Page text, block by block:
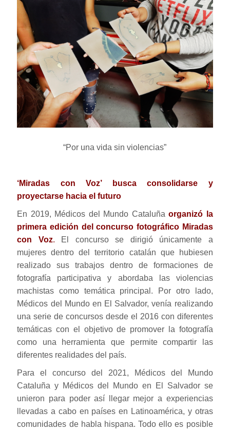
“Por una vida sin violencias”
‘Miradas con Voz’ busca consolidarse y
proyectarse hacia el futuro
En 2019, Médicos del Mundo Cataluña organizó la
primera edición del concurso fotográfico Miradas
con Voz. El concurso se dirigió únicamente a
mujeres dentro del territorio catalán que hubiesen
realizado sus trabajos dentro de formaciones de
fotografía participativa y abordaba las violencias
machistas como temática principal. Por otro lado,
Médicos del Mundo en El Salvador, venía realizando
una serie de concursos desde el 2016 con diferentes
temáticas con el objetivo de promover la fotografía
como una herramienta que permite compartir las
diferentes realidades del país.
Para el concurso del 2021, Médicos del Mundo
Cataluña y Médicos del Mundo en El Salvador se
unieron para poder así llegar mejor a experiencias
llevadas a cabo en países en Latinoamérica, y otras
comunidades de habla hispana. Todo ello es posible